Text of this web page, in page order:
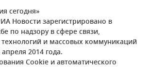
сегодня»
Новости зарегистрировано в
по надзору в сфере связи,
и массовых коммуникаций
2014 года.
Cookie и автоматического